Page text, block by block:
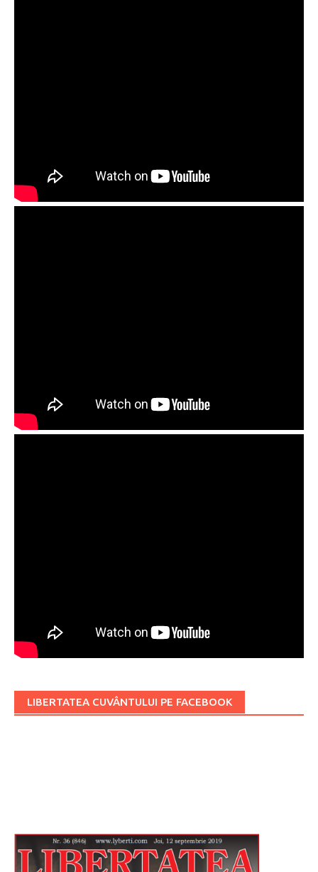
LIBERTATEA CUVÂNTULUI PE FACEBOOK